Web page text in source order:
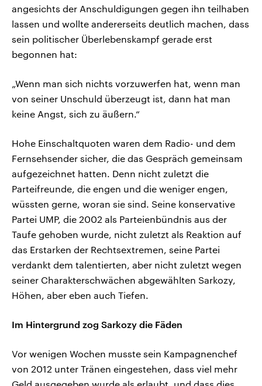
angesichts der Anschuldigungen gegen ihn teilhaben
lassen und wollte andererseits deutlich machen, dass
sein politischer Überlebenskampf gerade erst
begonnen hat:
„Wenn man sich nichts vorzuwerfen hat, wenn man
von seiner Unschuld überzeugt ist, dann hat man
keine Angst, sich zu äußern.“
Hohe Einschaltquoten waren dem Radio- und dem
Fernsehsender sicher, die das Gespräch gemeinsam
aufgezeichnet hatten. Denn nicht zuletzt die
Parteifreunde, die engen und die weniger engen,
wüssten gerne, woran sie sind. Seine konservative
Partei UMP, die 2002 als Parteienbündnis aus der
Taufe gehoben wurde, nicht zuletzt als Reaktion auf
das Erstarken der Rechtsextremen, seine Partei
verdankt dem talentierten, aber nicht zuletzt wegen
seiner Charakterschwächen abgewählten Sarkozy,
Höhen, aber eben auch Tiefen.
Im Hintergrund zog Sarkozy die Fäden
Vor wenigen Wochen musste sein Kampagnenchef
von 2012 unter Tränen eingestehen, dass viel mehr